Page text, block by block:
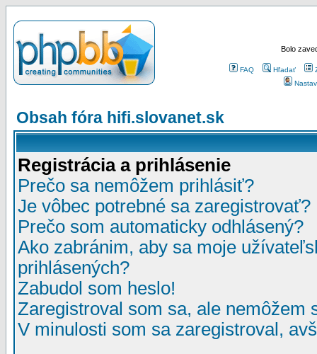
Bolo
FAQ Hľadať
Obsah fóra hifi.slovanet.sk
Registrácia a prihlásenie
Prečo sa nemôžem prihlásiť?
Je vôbec potrebné sa zaregistrovať?
Prečo som automaticky odhlásený?
Ako zabránim, aby sa moje
prihlásených?
Zabudol som heslo!
Zaregistroval som sa, ale nemôžem
V minulosti som sa zaregistroval,